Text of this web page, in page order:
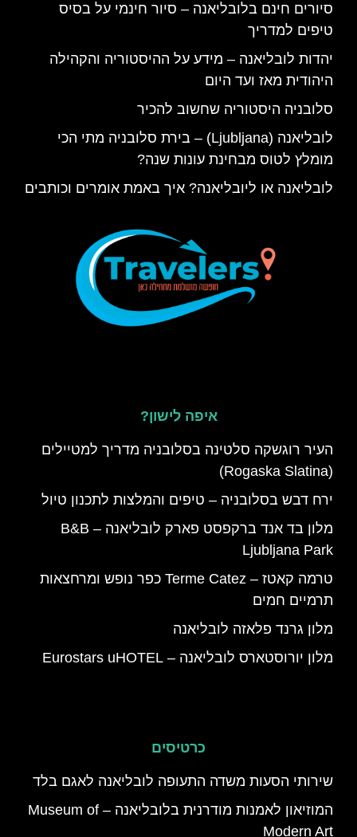
סיורים חינם בלובליאנה – סיור חינמי על בסיס
טיפים למדריך
יהדות לובליאנה – מידע על ההיסטוריה והקהילה
היהודית מאז ועד היום
סלובניה היסטוריה שחשוב להכיר
לובליאנה (Ljubljana) – בירת סלובניה מתי הכי
מומלץ לטוס מבחינת עונות שנה?
לובליאנה או ליובליאנה? איך באמת אומרים וכותבים
איפה לישון?
העיר רוגשקה סלטינה בסלובניה מדריך למטיילים
(Rogaska Slatina)
ירח דבש בסלובניה – טיפים והמלצות לתכנון טיול
מלון בד אנד ברקפסט פארק לובליאנה – B&B
Ljubljana Park
טרמה קאטז – Terme Catez כפר נופש ומרחצאות
תרמיים חמים
מלון גרנד פלאזה לובליאנה
מלון יורוסטארס לובליאנה – Eurostars uHOTEL
כרטיסים
שירותי הסעות משדה התעופה לובליאנה לאגם בלד
המוזיאון לאמנות מודרנית בלובליאנה – Museum of
Modern Art